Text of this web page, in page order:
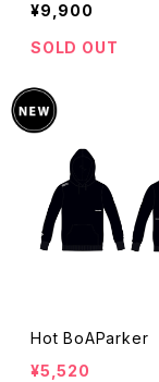
¥9,900
SOLD OUT
Hot BoAParker
¥5,520